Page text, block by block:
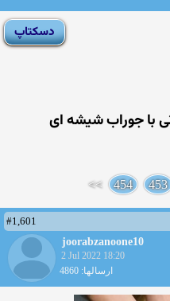
با جوراب شیشه ای
453
454
>>
#1,601
joorabzanoone10
2 Jul 2022 18:20
ارسالها: 4860